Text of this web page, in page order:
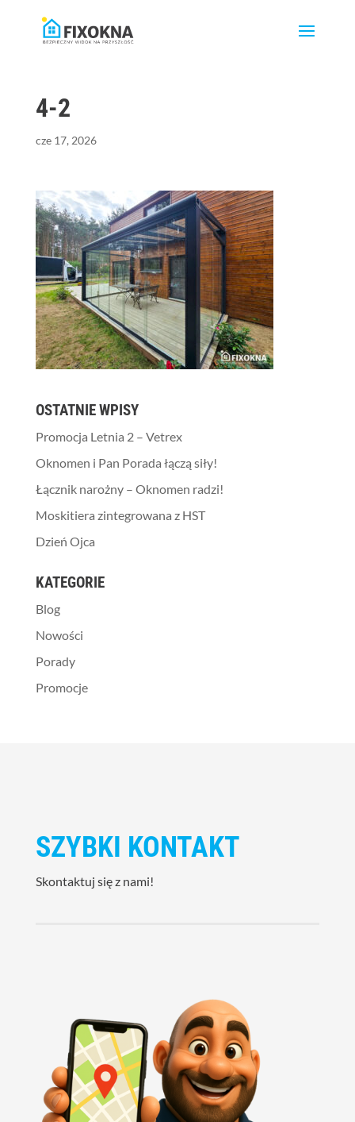
4-2
cze 17, 2026
OSTATNIE WPISY
Promocja Letnia 2 – Vetrex
Oknomen i Pan Porada łączą siły!
Łącznik narożny – Oknomen radzi!
Moskitiera zintegrowana z HST
Dzień Ojca
KATEGORIE
Blog
Nowości
Porady
Promocje
SZYBKI KONTAKT
Skontaktuj się z nami!